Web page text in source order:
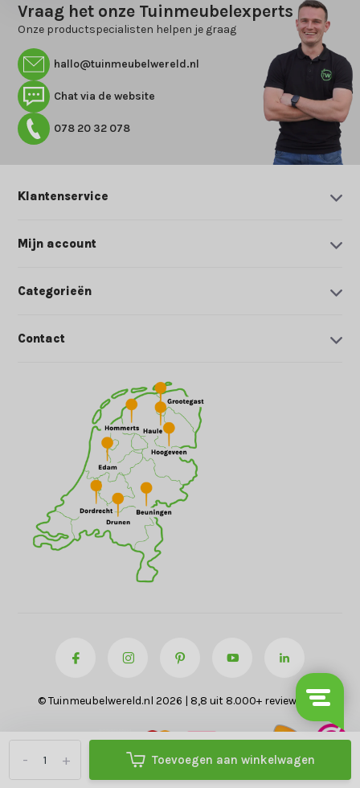
+
- Toevoegen aan winkelwagen
Vraag het onze Tuinmeubelexperts
Onze productspecialisten helpen je graag
hallo@tuinmeubelwereld.nl
Chat via de website
078 20 32 078
Klantenservice
Mijn account
Categorieën
Contact
© Tuinmeubelwereld.nl 2026 | 8,8 uit 8.000+ reviews